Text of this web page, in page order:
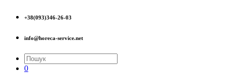
+38(093)346-26-03
info@horeca-service.net
0